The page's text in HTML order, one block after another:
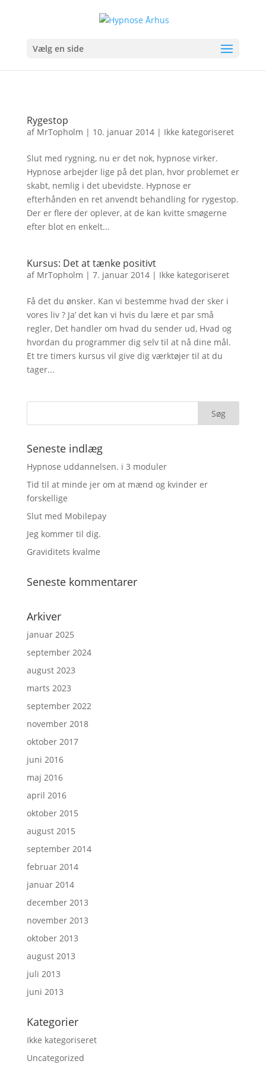
Vælg en side
Rygestop
af MrTopholm | 10. januar 2014| Ikke kategoriseret
Slut med rygning, nu er det nok, hypnose virker.
Hypnose arbejder lige på det plan, hvor problemet er
skabt, nemlig i det ubevidste. Hypnose er
efterhånden en ret anvendt behandling for rygestop.
Der er flere der oplever, at de kan kvitte smøgerne
efter blot en enkelt...
Kursus: Det at tænke positivt
af MrTopholm | 7. januar 2014| Ikke kategoriseret
Få det du ønsker. Kan vi bestemme hvad der sker i
vores liv ? Ja’ det kan vi hvis du lære et par små
regler, Det handler om hvad du sender ud, Hvad og
hvordan du programmer dig selv til at nå dine mål.
Et tre timers kursus vil give dig værktøjer til at du
tager...
Seneste indlæg
Hypnose uddannelsen. i 3 moduler
Tid til at minde jer om at mænd og kvinder er
forskellige
Slut med Mobilepay
Jeg kommer til dig.
Graviditets kvalme
Seneste kommentarer
Arkiver
januar 2025
september 2024
august 2023
marts 2023
september 2022
november 2018
oktober 2017
juni 2016
maj 2016
april 2016
oktober 2015
august 2015
september 2014
februar 2014
januar 2014
december 2013
november 2013
oktober 2013
august 2013
juli 2013
juni 2013
Kategorier
Ikke kategoriseret
Uncategorized